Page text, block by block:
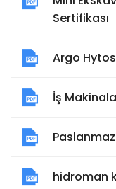
Sertifikası
Argo Hytos
İş
hidroman